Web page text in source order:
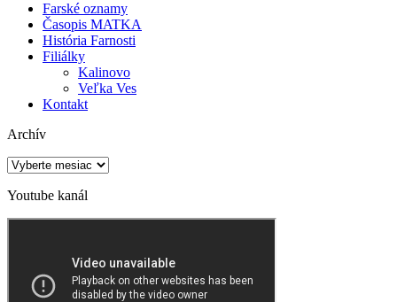
Farské oznamy
Časopis MATKA
História Farnosti
Filiálky
Kalinovo
Veľka Ves
Kontakt
Archív
Archív
Youtube kanál